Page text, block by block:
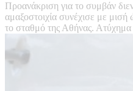
Προανάκριση για το συμβάν
αμαξοστοιχία συνέχισε με μισή
το σταθμό της Αθήνας. Ατύχημα